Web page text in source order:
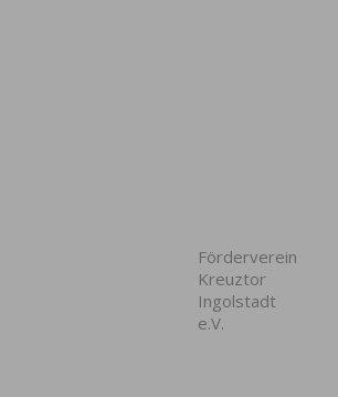
Förderverein
Kreuztor
Ingolstadt
e.V.